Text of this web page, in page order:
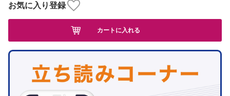
お気に入り登録
カートに入れる